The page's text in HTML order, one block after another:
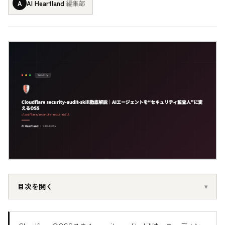
A AI Heartland·編集部
目次を開く